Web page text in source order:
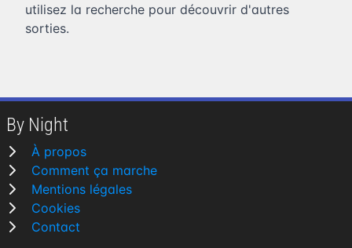
utilisez la recherche pour découvrir d'autres
sorties.
By Night
À propos
Comment ça marche
Mentions légales
Cookies
Contact